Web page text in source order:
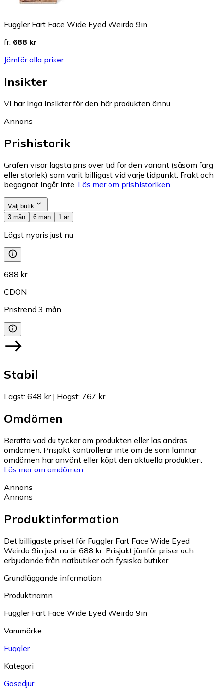
Fuggler Fart Face Wide Eyed Weirdo 9in
fr. 688 kr
Jämför alla priser
Insikter
Vi har inga insikter för den här produkten ännu.
Annons
Prishistorik
Grafen visar lägsta pris över tid för den variant (såsom färg
eller storlek) som varit billigast vid varje tidpunkt. Frakt och
begagnat ingår inte. Läs mer om prishistoriken.
Välj butik
3 mån
6 mån 1 år
Lägst nypris just nu
688 kr
CDON
Pristrend 3 mån
Stabil
Lägst: 648 kr| Högst: 767 kr
Omdömen
Berätta vad du tycker om produkten eller läs andras
omdömen. Prisjakt kontrollerar inte om de som lämnar
omdömen har använt eller köpt den aktuella produkten.
Läs mer om omdömen.
Annons
Annons
Produktinformation
Det billigaste priset för Fuggler Fart Face Wide Eyed
Weirdo 9in just nu är 688 kr. Prisjakt jämför priser och
erbjudande från nätbutiker och fysiska butiker.
Grundläggande information
Produktnamn
Fuggler Fart Face Wide Eyed Weirdo 9in
Varumärke
Fuggler
Kategori
Gosedjur